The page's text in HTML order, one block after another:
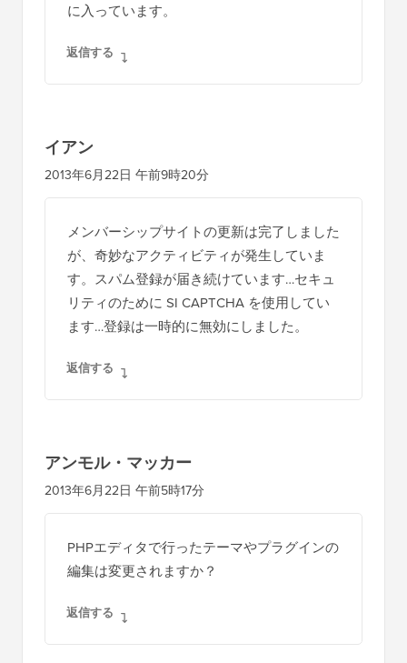
に入っています。
返信する
イアン
2013年6月22日 午前9時20分
メンバーシップサイトの更新は完了しました
が、奇妙なアクティビティが発生していま
す。スパム登録が届き続けています…セキュ
リティのために SI CAPTCHA を使用してい
ます…登録は一時的に無効にしました。
返信する
アンモル・マッカー
2013年6月22日 午前5時17分
PHPエディタで行ったテーマやプラグインの
編集は変更されますか？
返信する